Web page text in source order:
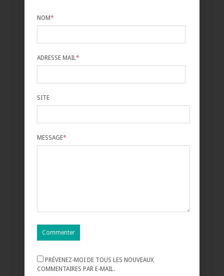
NOM*
ADRESSE MAIL*
SITE
MESSAGE*
PRÉVENEZ-MOI DE TOUS LES NOUVEAUX
COMMENTAIRES PAR E-MAIL.